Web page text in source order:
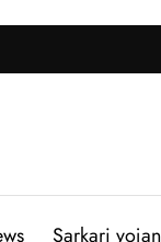
Sarkari